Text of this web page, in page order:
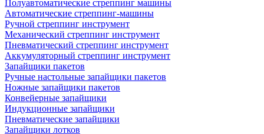
Полуавтоматические стреппинг машины
Автоматические стреппинг-машины
Ручной стреппинг инструмент
Механический стреппинг инструмент
Пневматический стреппинг инструмент
Аккумуляторный стреппинг инструмент
Запайщики пакетов
Ручные настольные запайщики пакетов
Ножные запайщики пакетов
Конвейерные запайщики
Индукционные запайщики
Пневматические запайщики
Запайщики лотков